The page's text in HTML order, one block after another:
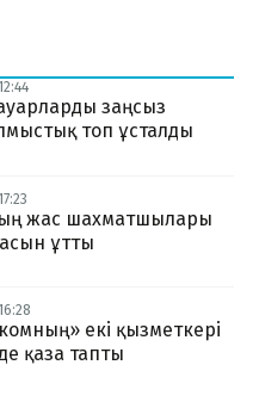
заңсыз
топ ұсталды
жас шахматшылары
ұтты
екі қызметкері
қаза тапты